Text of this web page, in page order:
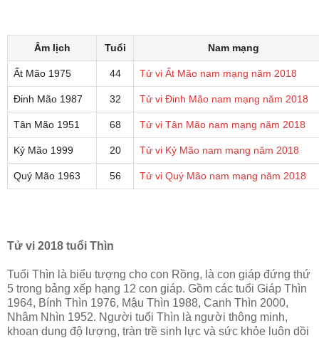
Âm lịch Tuổi Nam mạng
Ất Mão 1975 44 Tử vi Ất Mão nam mạng năm 2018
Đinh Mão 1987 32 Tử vi Đinh Mão nam mạng năm 2018
Tân Mão 1951 68 Tử vi Tân Mão nam mạng năm 2018
Kỷ Mão 1999 20 Tử vi Kỷ Mão nam mạng năm 2018
Quý Mão 1963 56 Tử vi Quý Mão nam mạng năm 2018
Tử vi 2018 tuổi Thìn
Tuổi Thìn là biểu tượng cho con Rồng, là con giáp đứng thứ
5 trong bảng xếp hạng 12 con giáp. Gồm các tuổi Giáp Thìn
1964, Bính Thìn 1976, Mậu Thìn 1988, Canh Thìn 2000,
Nhâm Nhìn 1952. Người tuổi Thìn là người thông minh,
khoan dung độ lượng, tràn trề sinh lực và sức khỏe luôn dồi